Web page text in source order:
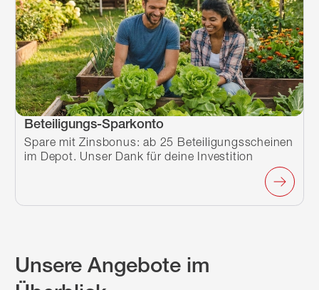
Beteiligungs-Sparkonto
Spare mit Zinsbonus: ab 25 Beteiligungsscheinen
im Depot. Unser Dank für deine Investition
Unsere Angebote im